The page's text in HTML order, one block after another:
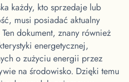
każdy, kto sprzedaje lub
musi posiadać aktualny
dokument, znany również
energetycznej,
o zużyciu energii przez
na środowisko. Dzięki temu